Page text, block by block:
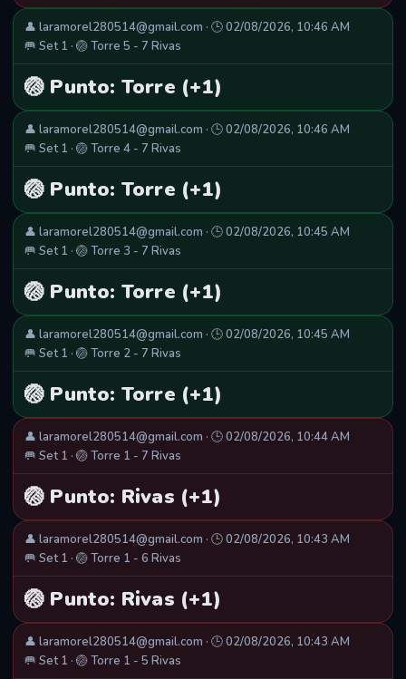
👤 laramorel280514@gmail.com · 🕒 02/08/2026, 10:46 AM
🥅 Set 1 · 🏐 Torre 5 - 7 Rivas
🏐 Punto: Torre (+1)
👤 laramorel280514@gmail.com · 🕒 02/08/2026, 10:46 AM
🥅 Set 1 · 🏐 Torre 4 - 7 Rivas
🏐 Punto: Torre (+1)
👤 laramorel280514@gmail.com · 🕒 02/08/2026, 10:45 AM
🥅 Set 1 · 🏐 Torre 3 - 7 Rivas
🏐 Punto: Torre (+1)
👤 laramorel280514@gmail.com · 🕒 02/08/2026, 10:45 AM
🥅 Set 1 · 🏐 Torre 2 - 7 Rivas
🏐 Punto: Torre (+1)
👤 laramorel280514@gmail.com · 🕒 02/08/2026, 10:44 AM
🥅 Set 1 · 🏐 Torre 1 - 7 Rivas
🏐 Punto: Rivas (+1)
👤 laramorel280514@gmail.com · 🕒 02/08/2026, 10:43 AM
🥅 Set 1 · 🏐 Torre 1 - 6 Rivas
🏐 Punto: Rivas (+1)
👤 laramorel280514@gmail.com · 🕒 02/08/2026, 10:43 AM
🥅 Set 1 · 🏐 Torre 1 - 5 Rivas